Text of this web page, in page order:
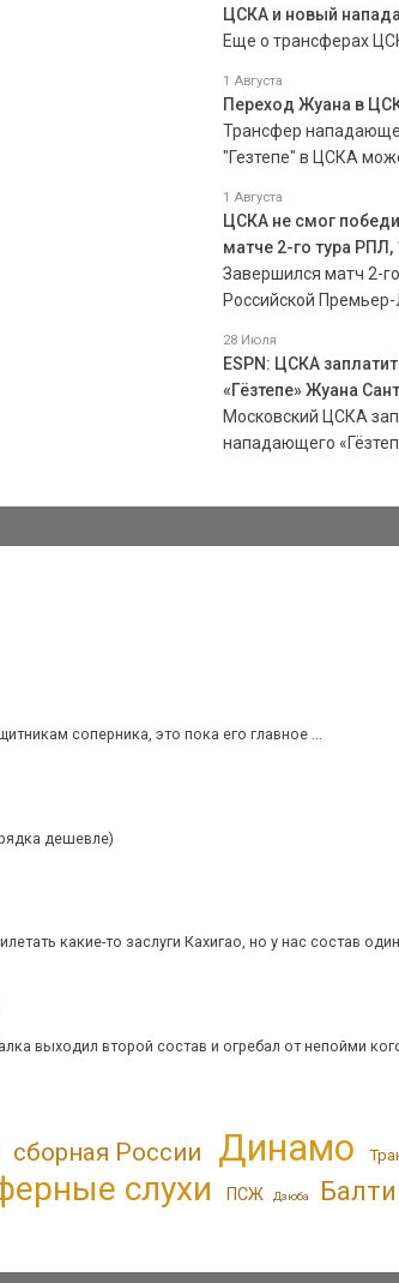
ЦСКА и новый
Еще о трансферах
1 Августа
Переход Жуана в
Трансфер
"Гезтепе" в ЦСКА
1 Августа
ЦСКА не смог
матче 2-го тура РПЛ,
Завершился матч 2-
Российской Премьер-
28 Июля
ESPN: ЦСКА
«Гёзтепе» Жуана
Московский ЦСКА
нападающего
соперника, это пока его главное ...
дешевле)
какие-то заслуги Кахигао, но у нас состав
выходил второй состав и огребал от непойми
сборная России Динамо
слухи ПСЖ Дзюба